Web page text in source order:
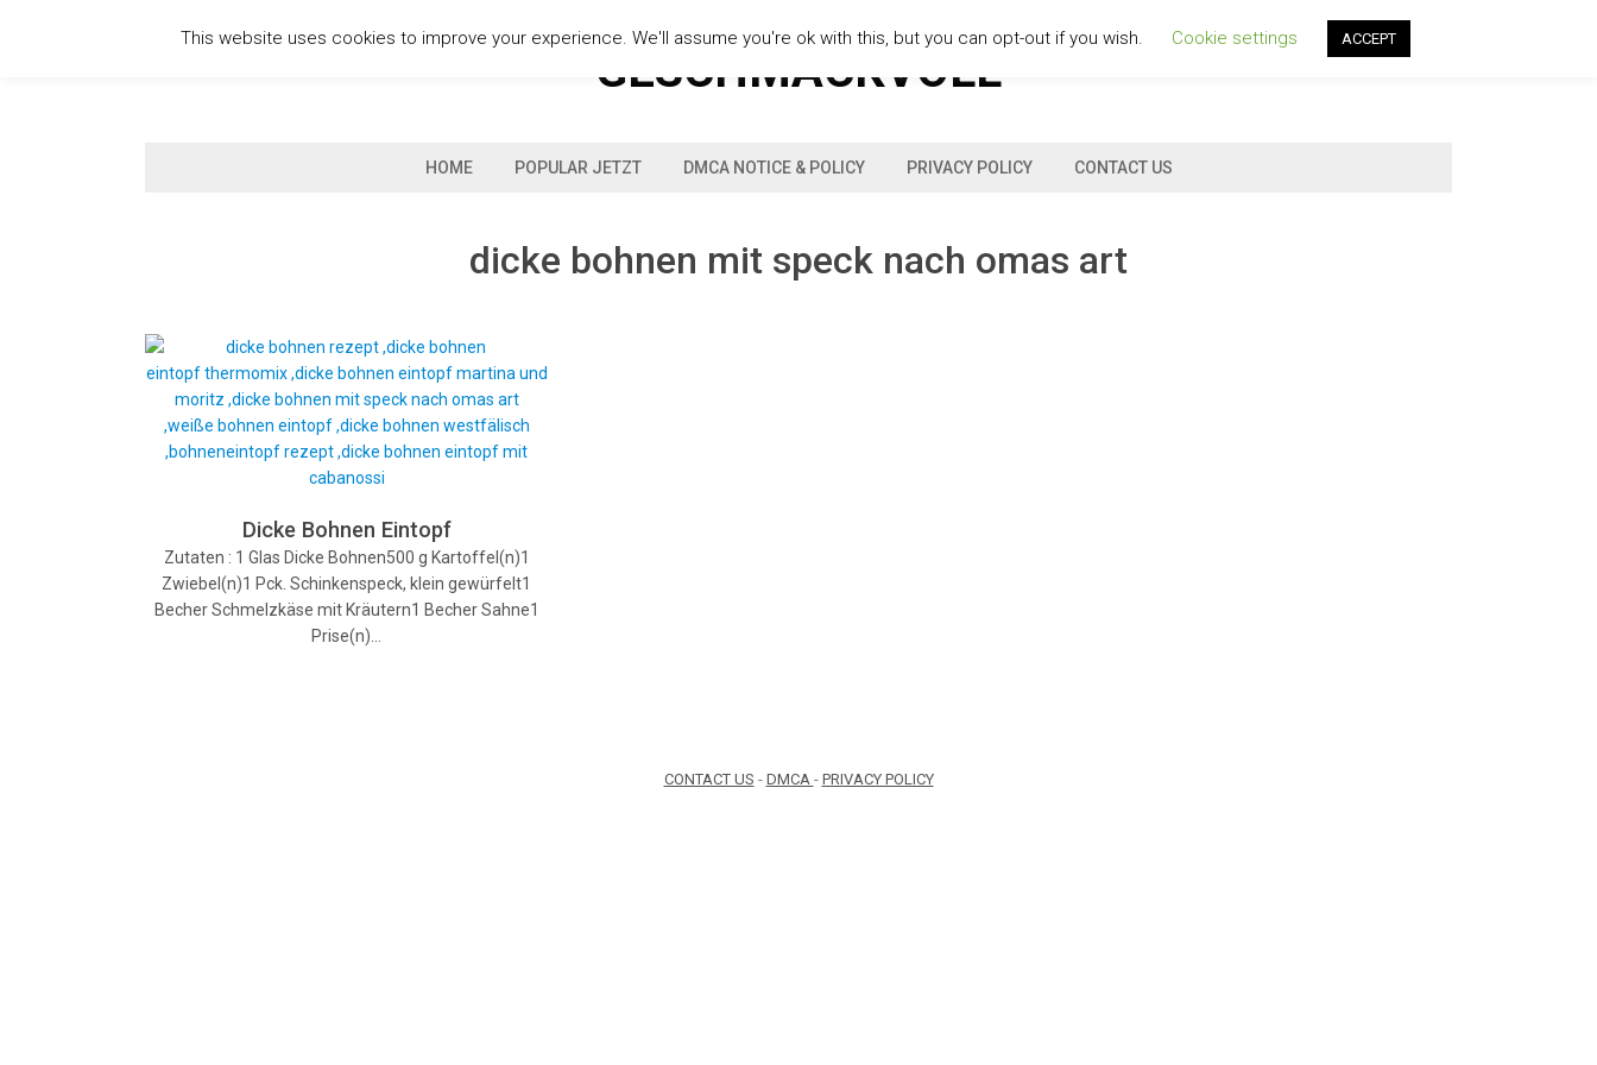
GESCHMACKVOLL
HOME POPULAR JETZT DMCA NOTICE & POLICY PRIVACY POLICY CONTACT US
dicke bohnen mit speck nach omas art
Dicke Bohnen Eintopf
Zutaten : 1 Glas Dicke Bohnen500 g Kartoffel(n)1
Zwiebel(n)1 Pck. Schinkenspeck, klein gewürfelt1
Becher Schmelzkäse mit Kräutern1 Becher Sahne1
Prise(n)…
CONTACT US - DMCA - PRIVACY POLICY
This website uses cookies to improve your experience. We'll assume you're ok with this, but you can opt-out if you wish. Cookie settings ACCEPT